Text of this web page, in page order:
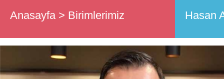
Anasayfa> Birimlerimiz Hasan